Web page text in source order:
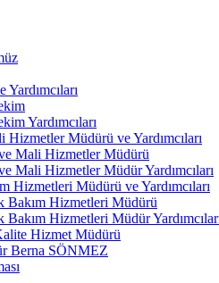
Yardımcıları
Hizmetler Müdürü ve Yardımcıları
Mali Hizmetler Müdürü
Mali Hizmetler Müdür Yardımcıları
Hizmetleri Müdürü ve Yardımcıları
Bakım Hizmetleri Müdürü
Bakım Hizmetleri Müdür
Hizmet Müdürü
Berna SÖNMEZ